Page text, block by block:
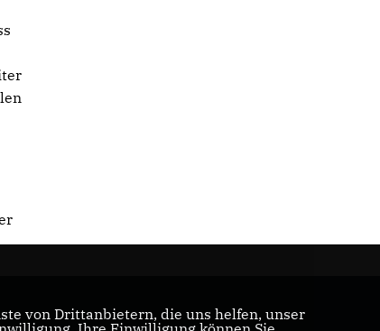
von Drittanbietern, die uns helfen, unser